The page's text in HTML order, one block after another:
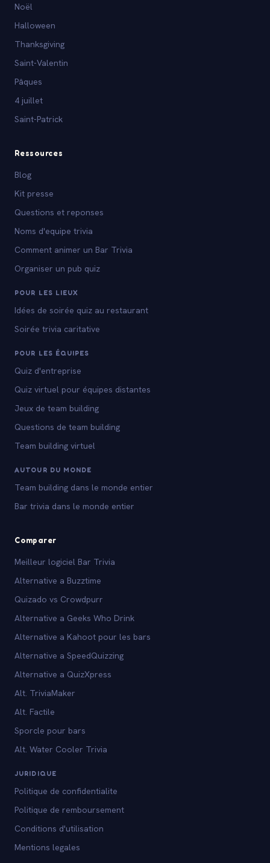
Noël
Halloween
Thanksgiving
Saint-Valentin
Pâques
4 juillet
Saint-Patrick
Ressources
Blog
Kit presse
Questions et reponses
Noms d'equipe trivia
Comment animer un Bar Trivia
Organiser un pub quiz
POUR LES LIEUX
Idées de soirée quiz au restaurant
Soirée trivia caritative
POUR LES ÉQUIPES
Quiz d'entreprise
Quiz virtuel pour équipes distantes
Jeux de team building
Questions de team building
Team building virtuel
AUTOUR DU MONDE
Team building dans le monde entier
Bar trivia dans le monde entier
Comparer
Meilleur logiciel Bar Trivia
Alternative a Buzztime
Quizado vs Crowdpurr
Alternative a Geeks Who Drink
Alternative a Kahoot pour les bars
Alternative a SpeedQuizzing
Alternative a QuizXpress
Alt. TriviaMaker
Alt. Factile
Sporcle pour bars
Alt. Water Cooler Trivia
JURIDIQUE
Politique de confidentialite
Politique de remboursement
Conditions d'utilisation
Mentions legales